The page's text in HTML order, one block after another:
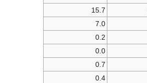
15.7
7.0
0.2
0.0
0.7
0.4